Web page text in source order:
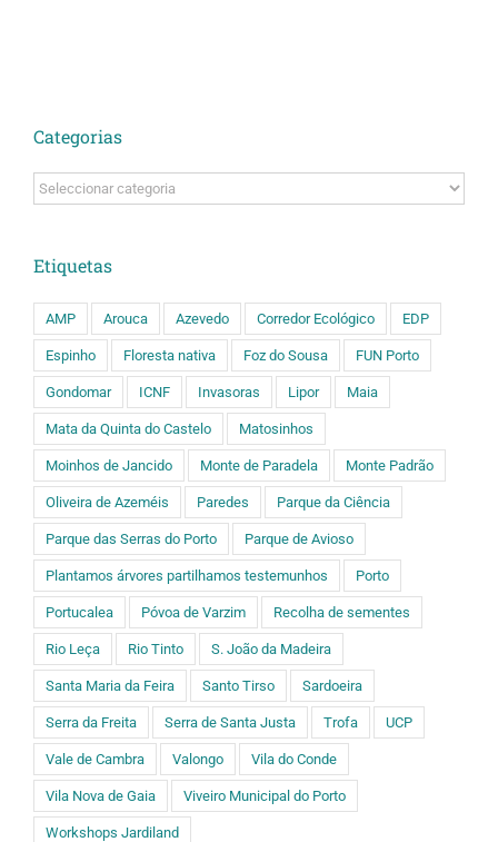
Categorias
Categorias
Etiquetas
AMP Arouca Azevedo Corredor Ecológico EDP
Espinho Floresta nativa Foz do Sousa FUN Porto
Gondomar ICNF Invasoras Lipor Maia
Mata da Quinta do Castelo Matosinhos
Moinhos de Jancido Monte de Paradela Monte Padrão
Oliveira de Azeméis Paredes Parque da Ciência
Parque das Serras do Porto Parque de Avioso
Plantamos árvores partilhamos testemunhos Porto
Portucalea Póvoa de Varzim Recolha de sementes
Rio Leça Rio Tinto S. João da Madeira
Santa Maria da Feira Santo Tirso Sardoeira
Serra da Freita Serra de Santa Justa Trofa UCP
Vale de Cambra Valongo Vila do Conde
Vila Nova de Gaia Viveiro Municipal do Porto
Workshops Jardiland